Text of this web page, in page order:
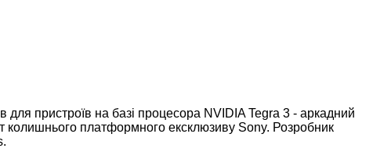
для пристроїв на базі процесора NVIDIA Tegra 3 - аркадний
колишнього платформного ексклюзиву Sony. Розробник